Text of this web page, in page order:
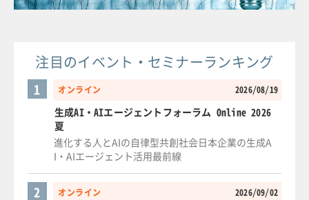
注目のイベント・セミナーランキング
オンライン 2026/08/19
1
生成AI・AIエージェントフォーラム Online 2026
夏
進化する人とAIの自律型共創社会日本企業の生成A
I・AIエージェント活用最前線
オンライン 2026/09/02
2